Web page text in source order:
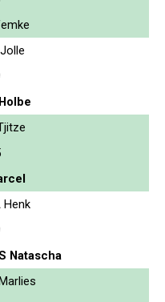
Henk
Natascha